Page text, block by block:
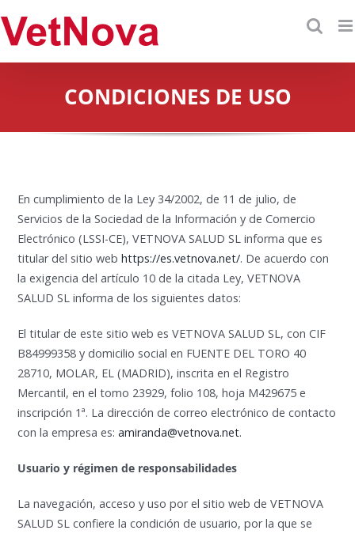
to
content
CONDICIONES DE USO
En cumplimiento de la Ley 34/2002, de 11 de julio, de
Servicios de la Sociedad de la Información y de Comercio
Electrónico (LSSI-CE), VETNOVA SALUD SL informa que es
titular del sitio webhttps://es.vetnova.net/. De acuerdo con
la exigencia del artículo 10 de la citada Ley, VETNOVA
SALUD SL informa de los siguientes datos:
El titular de este sitio web es VETNOVA SALUD SL, con CIF
B84999358 y domicilio social en FUENTE DEL TORO 40
28710, MOLAR, EL (MADRID), inscrita en el Registro
Mercantil, en el tomo 23929, folio 108, hoja M429675 e
inscripción 1ª. La dirección de correo electrónico de contacto
con la empresa es:amiranda@vetnova.net.
Usuario y régimen de responsabilidades
La navegación, acceso y uso por el sitio web de VETNOVA
SALUD SL confiere la condición de usuario, por la que se